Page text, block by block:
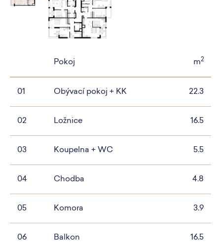
Pokoj m2
01 Obývací pokoj + KK 22.3
02 Ložnice 16.5
03 Koupelna + WC 5.5
04 Chodba 4.8
05 Komora 3.9
06 Balkon 16.5